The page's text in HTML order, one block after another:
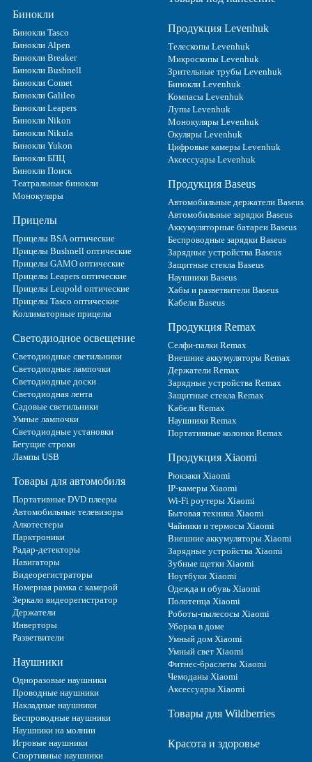
Бинокли
Бинокли Tasco
Бинокли Alpen
Бинокли Breaker
Бинокли Bushnell
Бинокли Comet
Бинокли Galileo
Бинокли Leapers
Бинокли Nikon
Бинокли Nikula
Бинокли Yukon
Бинокли БПЦ
Бинокли Поиск
Театральные бинокли
Монокуляры
Прицелы
Прицелы BSA оптические
Прицелы Bushnell оптические
Прицелы GAMO оптические
Прицелы Leapers оптические
Прицелы Leupold оптические
Прицелы Tasco оптические
Коллиматорные прицелы
Светодиодное освещение
Светодиодные светильники
Светодиодные лампочки
Светодиодные доски
Светодиодная лента
Садовые светильники
Умные лампочки
Светодиодные установки
Бегущие строки
Лампы USB
Товары для автомобиля
Портативные DVD плееры
Автомобильные телевизоры
Алкотестеры
Парктроники
Радар-детекторы
Навигаторы
Видеорегистраторы
Номерная рамка с камерой
Зеркало видеорегистратор
Держатели
Инверторы
Разветвители
Наушники
Одноразовые наушники
Проводные наушники
Накладные наушники
Беспроводные наушники
Наушники на молнии
Игровые наушники
Спортивные наушники
Продукция Levenhuk
Телескопы Levenhuk
Микроскопы Levenhuk
Зрительные трубы Levenhuk
Бинокли Levenhuk
Компасы Levenhuk
Лупы Levenhuk
Монокуляры Levenhuk
Окуляры Levenhuk
Цифровые камеры Levenhuk
Аксессуары Levenhuk
Продукция Baseus
Автомобильные держатели Baseus
Автомобильные зарядки Baseus
Аккумуляторные батареи Baseus
Беспроводные зарядки Baseus
Зарядные устройства Baseus
Защитные стекла Baseus
Наушники Baseus
Хабы и разветвители Baseus
Кабели Baseus
Продукция Remax
Селфи-палки Remax
Внешние аккумуляторы Remax
Держатели Remax
Зарядные устройства Remax
Защитные стекла Remax
Кабели Remax
Наушники Remax
Портативные колонки Remax
Продукция Xiaomi
Рюкзаки Xiaomi
IP-камеры Xiaomi
Wi-Fi роутеры Xiaomi
Бытовая техника Xiaomi
Чайники и термосы Xiaomi
Внешние аккумуляторы Xiaomi
Зарядные устройства Xiaomi
Зубные щетки Xiaomi
Ноутбуки Xiaomi
Одежда и обувь Xiaomi
Полотенца Xiaomi
Роботы-пылесосы Xiaomi
Уборка в доме
Умный дом Xiaomi
Умный свет Xiaomi
Фитнес-браслеты Xiaomi
Чемоданы Xiaomi
Аксессуары Xiaomi
Товары для Wildberries
Красота и здоровье